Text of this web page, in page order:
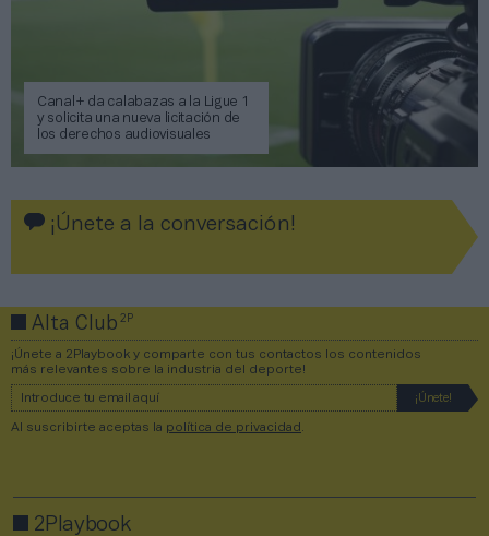
Canal+ da calabazas a la Ligue 1
y solicita una nueva licitación de
los derechos audiovisuales
¡Únete a la conversación!
Alta Club2P
¡Únete a 2Playbook y comparte con tus contactos los contenidos
más relevantes sobre la industria del deporte!
Al suscribirte aceptas la política de privacidad
2Playbook